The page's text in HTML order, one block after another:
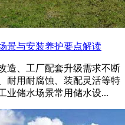
景与安装养护要点解读
造、工厂配套升级需求不断
耐用耐腐蚀、装配灵活等特
业储水场景常用储水设...